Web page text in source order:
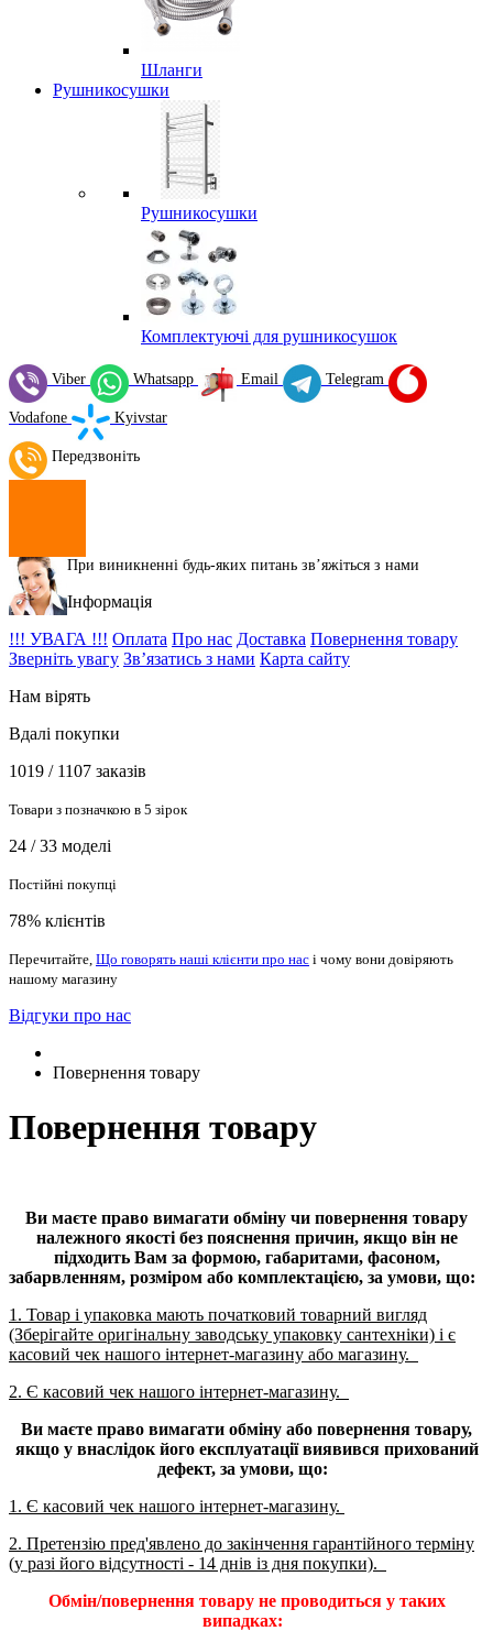
Шланги
Рушникосушки
Рушникосушки
Комплектуючі для рушникосушок
Viber Whatsapp Email Telegram
Vodafone Kyivstar
Передзвоніть
При виникненні будь-яких питань звʼяжіться з нами
Інформація
!!! УВАГА !!! Оплата Про нас Доставка Повернення товару
Зверніть увагу Зв’язатись з нами Карта сайту
Нам вірять
Вдалі покупки
1019 / 1107 заказів
Товари з позначкою в 5 зірок
24 / 33 моделі
Постійні покупці
78% клієнтів
Перечитайте, Що говорять наші клієнти про нас і чому вони довіряють
нашому магазину
Відгуки про нас
Повернення товару
Повернення товару
Ви маєте право вимагати обміну чи повернення товару
належного якості без пояснення причин, якщо він не
підходить Вам за формою, габаритами, фасоном,
забарвленням, розміром або комплектацією, за умови, що:
1. Товар і упаковка мають початковий товарний вигляд
(Зберігайте оригінальну заводську упаковку сантехніки) і є
касовий чек нашого інтернет-магазину або магазину.
2. Є касовий чек нашого інтернет-магазину.
Ви маєте право вимагати обміну або повернення товару,
якщо у внаслідок його експлуатації виявився прихований
дефект, за умови, що:
1. Є касовий чек нашого інтернет-магазину.
2. Претензію пред'явлено до закінчення гарантійного терміну
(у разі його відсутності - 14 днів із дня покупки).
Обмін/повернення товару не проводиться у таких
випадках: